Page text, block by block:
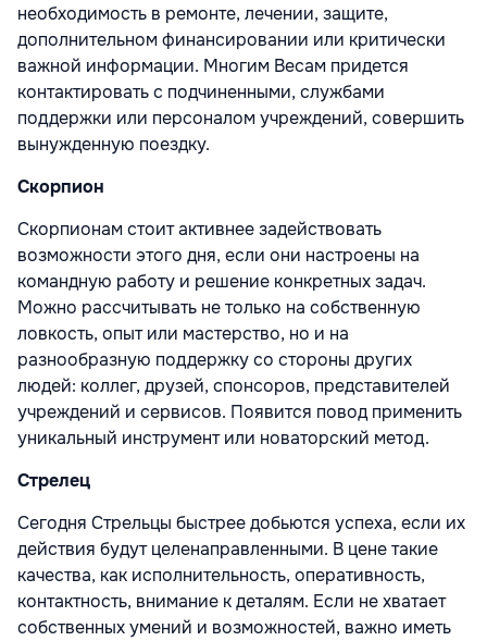
необходимость в ремонте, лечении, защите,
дополнительном финансировании или критически
важной информации. Многим Весам придется
контактировать с подчиненными, службами
поддержки или персоналом учреждений, совершить
вынужденную поездку.
Скорпион
Скорпионам стоит активнее задействовать
возможности этого дня, если они настроены на
командную работу и решение конкретных задач.
Можно рассчитывать не только на собственную
ловкость, опыт или мастерство, но и на
разнообразную поддержку со стороны других
людей: коллег, друзей, спонсоров, представителей
учреждений и сервисов. Появится повод применить
уникальный инструмент или новаторский метод.
Стрелец
Сегодня Стрельцы быстрее добьются успеха, если их
действия будут целенаправленными. В цене такие
качества, как исполнительность, оперативность,
контактность, внимание к деталям. Если не хватает
собственных умений и возможностей, важно иметь